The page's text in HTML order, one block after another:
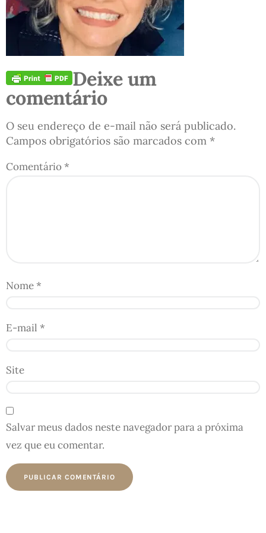
Deixe um
comentário
O seu endereço de e-mail não será publicado.
Campos obrigatórios são marcados com *
Comentário*
Nome*
E-mail *
Site
Salvar meus dados neste navegador para a próxima
vez que eu comentar.